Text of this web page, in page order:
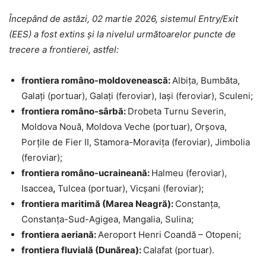
Începând de astăzi, 02 martie 2026, sistemul Entry/Exit
(EES) a fost extins și la nivelul următoarelor puncte de
trecere a frontierei, astfel:
frontiera româno-moldovenească: Albița, Bumbăta,
Galați (portuar), Galați (feroviar), Iași (feroviar), Sculeni;
frontiera româno-sârbă: Drobeta Turnu Severin,
Moldova Nouă, Moldova Veche (portuar), Orșova,
Porțile de Fier II, Stamora-Moravița (feroviar), Jimbolia
(feroviar);
frontiera româno-ucraineană: Halmeu (feroviar),
Isaccea, Tulcea (portuar), Vicșani (feroviar);
frontiera maritimă (Marea Neagră): Constanța,
Constanța-Sud-Agigea, Mangalia, Sulina;
frontiera aeriană: Aeroport Henri Coandă – Otopeni;
frontiera fluvială (Dunărea): Calafat (portuar).